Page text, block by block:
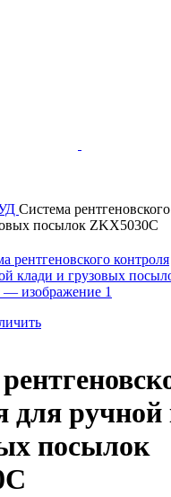
Система
посылок ZKX5030C
для ручной
посылок